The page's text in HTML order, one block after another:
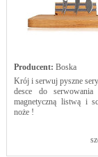
Producent: Boska
Krój i serwuj pyszne
desce do
magnetyczną listwą i
noże !